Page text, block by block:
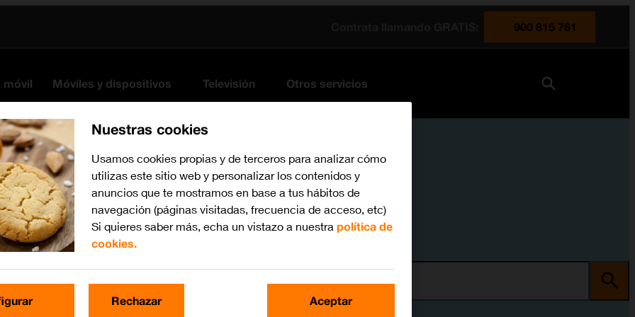
900 815 761
móvil Móviles y dispositivos Televisión Otros servicios
Nuestras cookies
Usamos cookies propias y de terceros para analizar cómo
utilizas este sitio web y personalizar los contenidos y
anuncios que te mostramos en base a tus hábitos de
navegación (páginas visitadas, frecuencia de acceso, etc)
Si quieres saber más, echa un vistazo a nuestra política de
cookies.
Rechazar Aceptar